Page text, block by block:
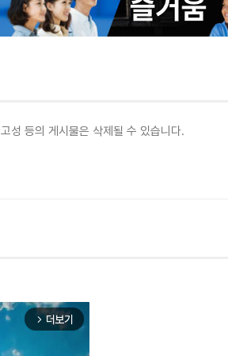
arrow_forward_ios 더보기